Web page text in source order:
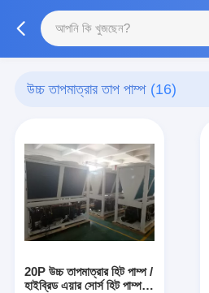
উচ্চ তাপমাত্রার তাপ পাম্প (16)
20P উচ্চ তাপমাত্রার হিট পাম্প /
হাইব্রিড এয়ার সোর্স হিট পাম্প